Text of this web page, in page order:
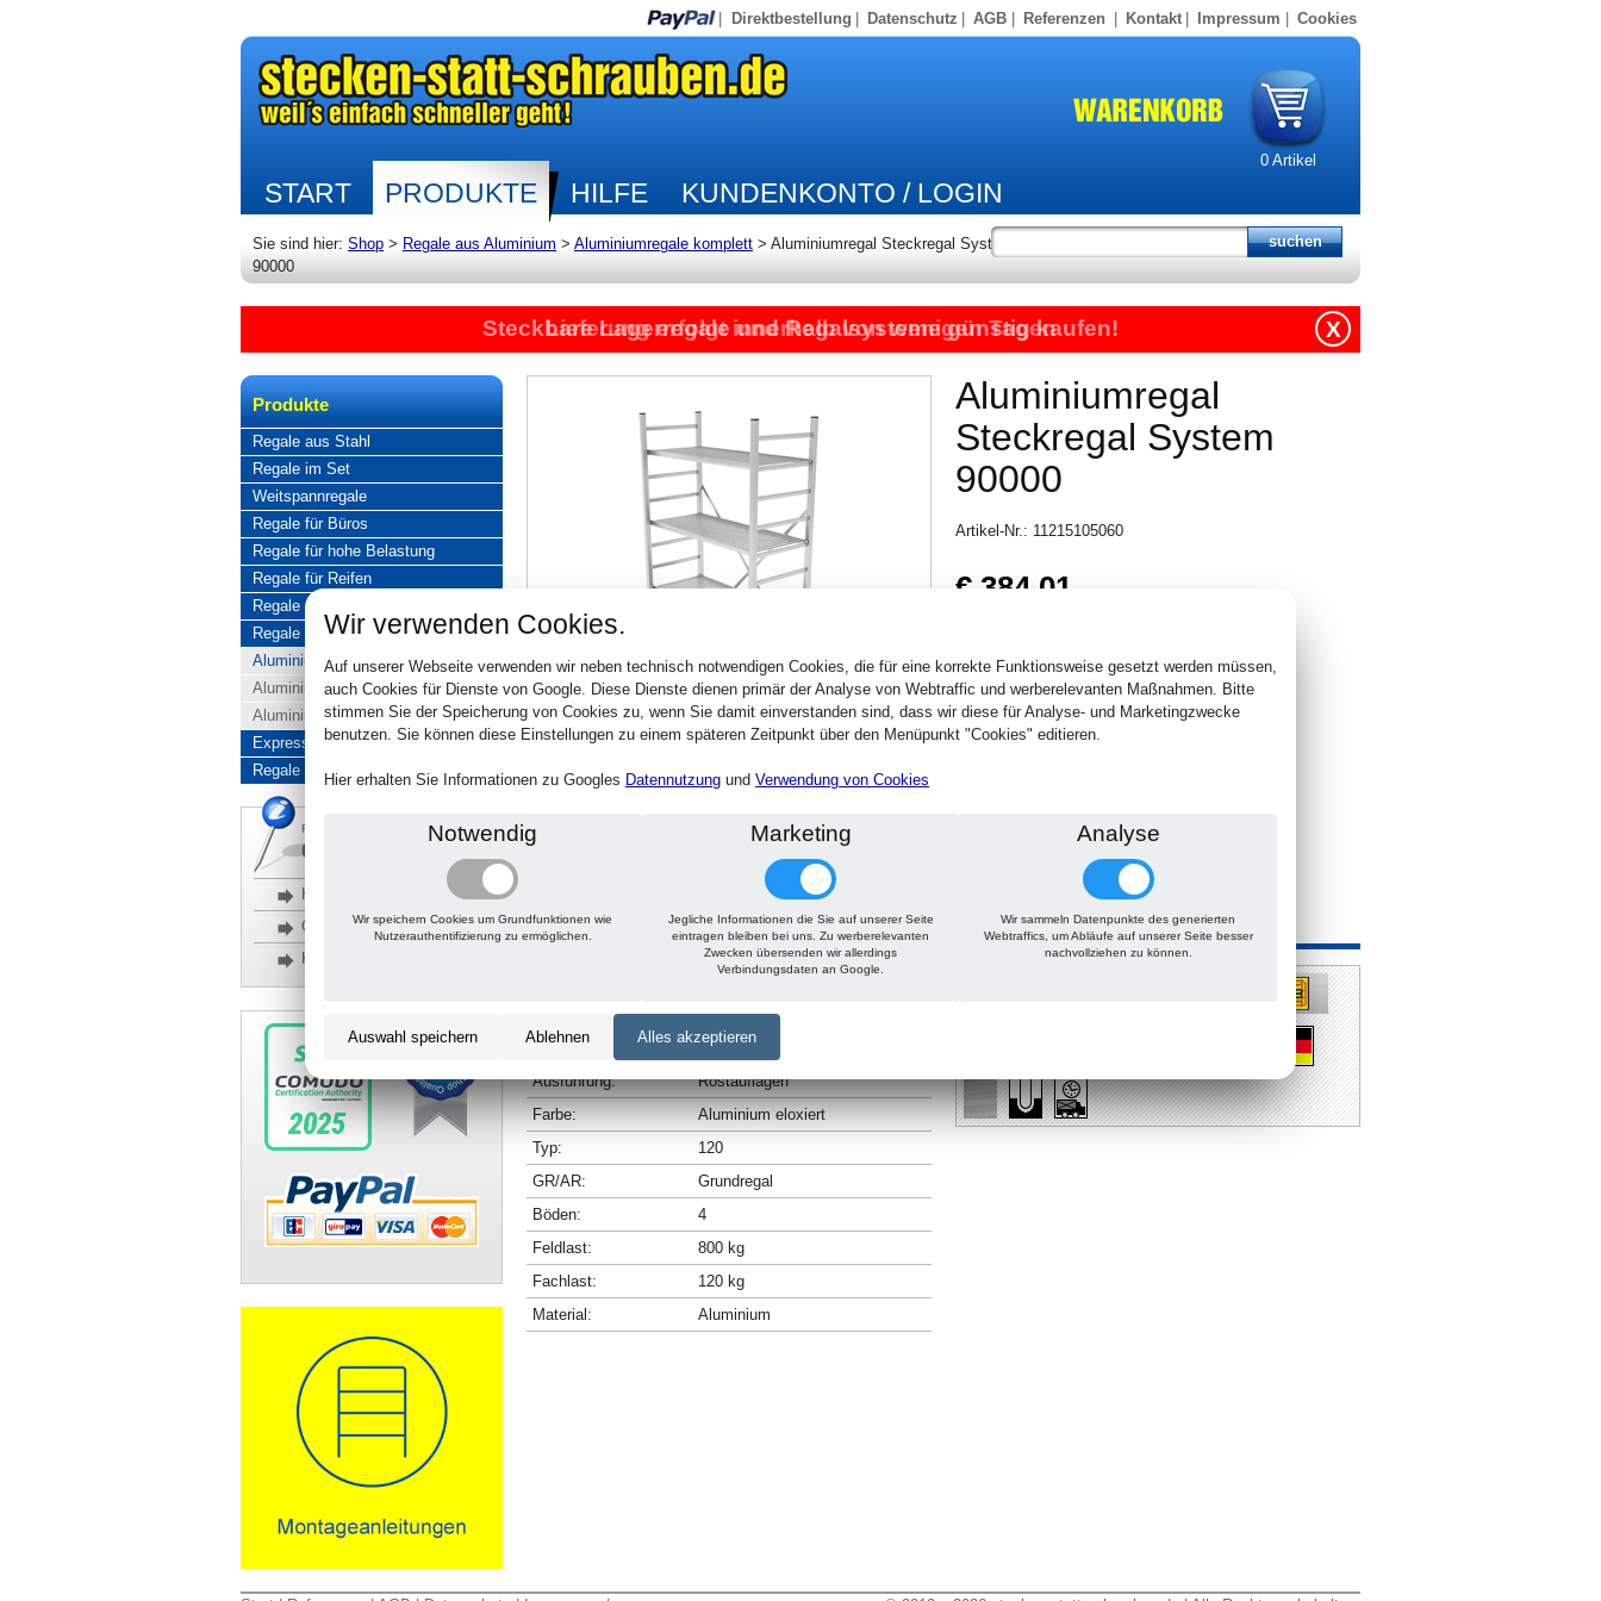
Direktbestellung Datenschutz AGB Referenzen Kontakt Impressum Cookies
0Artikel
START PRODUKTE HILFE KUNDENKONTO / LOGIN
Sie sind hier: Shop > Regale aus Aluminium > Aluminiumregale komplett > Aluminiumregal Steckregal System
90000
Steckbare Lagerregale und Regalsysteme günstig kaufen!
Lieferung erfolgt innerhalb von wenigen Tagen X
Produkte
Regale aus Stahl
Regale im Set
Weitspannregale
Regale für Büros
Regale für hohe Belastung
Regale für Reifen
Regale aus Edelstahl
Regale aus Aluminium
Aluminiumregale komplett
Aluminiumregal Baukasten
Aluminiumregal Kombinationen
Express-Produkte
Regale Reduziert
Rückfragen, Hilfe, Bestellen?
06201 690095-0
Häufige Fragen
Glossar
Kontakt
Aluminiumregal
Steckregal System
90000
Artikel-Nr.: 11215105060
€ 384,01
Stck.
Technische Daten Beschreibung Zu diesem Artikel passt auch
600 mm
Länge:
1050 mm
Ausführung:
Rostauflagen
Farbe:
Aluminium eloxiert
Typ:
120
GR/AR:
Grundregal
Böden:
4
Feldlast:
800 kg
Fachlast:
120 kg
Material:
Aluminium
Wir verwenden Cookies.
Auf unserer Webseite verwenden wir neben technisch notwendigen Cookies, die für eine korrekte Funktionsweise gesetzt werden müssen,
auch Cookies für Dienste von Google. Diese Dienste dienen primär der Analyse von Webtraffic und werberelevanten Maßnahmen. Bitte
stimmen Sie der Speicherung von Cookies zu, wenn Sie damit einverstanden sind, dass wir diese für Analyse- und Marketingzwecke
benutzen. Sie können diese Einstellungen zu einem späteren Zeitpunkt über den Menüpunkt "Cookies" editieren.
Hier erhalten Sie Informationen zu Googles Datennutzung und Verwendung von Cookies
Notwendig
Wir speichern Cookies um Grundfunktionen wie
Nutzerauthentifizierung zu ermöglichen.
Marketing
Jegliche Informationen die Sie auf unserer Seite
eintragen bleiben bei uns. Zu werberelevanten
Zwecken übersenden wir allerdings
Verbindungsdaten an Google.
Analyse
Wir sammeln Datenpunkte des generierten
Webtraffics, um Abläufe auf unserer Seite besser
nachvollziehen zu können.
Auswahl speichern Ablehnen Alles akzeptieren